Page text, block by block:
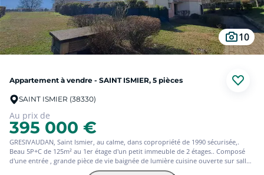
10
Appartement à vendre - SAINT ISMIER, 5 pièces
SAINT ISMIER (38330)
Au prix de
395 000 €
GRESIVAUDAN, Saint Ismier, au calme, dans copropriété de 1990 sécurisée,.
Beau 5P+C de 125m² au 1er étage d'un petit immeuble de 2 étages.. Composé
d'une entrée , grande pièce de vie baignée de lumière cuisine ouverte sur salle
à manger/séjour, accès à terrasse d'environ 50 m². avec vue dégagée sur